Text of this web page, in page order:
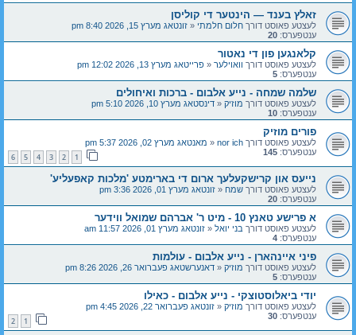
זאלץ בענד — הינטער די קוליסן
לעצטע פאוסט דורך חלום חלמתי « זונטאג מערץ 15, 2026 8:40 pm
ענטפערס: 20
קלאנגען פון די נאטור
לעצטע פאוסט דורך וואוילער « פרייטאג מערץ 13, 2026 12:02 pm
ענטפערס: 5
שלמה שמחה - נייע אלבום - ברכות ואיחולים
לעצטע פאוסט דורך מוזיק « דינסטאג מערץ 10, 2026 5:10 pm
ענטפערס: 10
פורים מוזיק
לעצטע פאוסט דורך nor ich
« מאנטאג מערץ 02, 2026 5:37 pm
ענטפערס: 145
1
2
3
4
5
6
נייעס און קרישקעלעך ארום די בארימטע 'מלכות קאפעליע'
לעצטע פאוסט דורך שמח « זונטאג מערץ 01, 2026 3:36 pm
ענטפערס: 20
א פרישע טאנץ 10 - מיט ר' אברהם שמואל ווידער
לעצטע פאוסט דורך בני יואל « זונטאג מערץ 01, 2026 11:57 am
ענטפערס: 4
פיני איינהארן - נייע אלבום - עולמות
לעצטע פאוסט דורך מוזיק « דאנערשטאג פעברואר 26, 2026 8:26 pm
ענטפערס: 5
יודי ביאלוסטוצקי - נייע אלבום - כאילו
לעצטע פאוסט דורך מוזיק « זונטאג פעברואר 22, 2026 4:45 pm
ענטפערס: 30
1
2